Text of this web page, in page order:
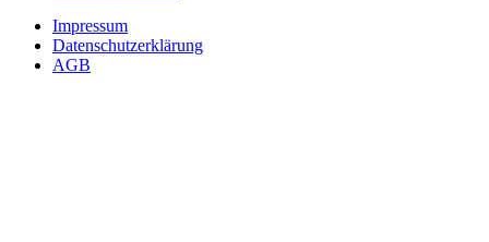
Impressum
Datenschutzerklärung
AGB